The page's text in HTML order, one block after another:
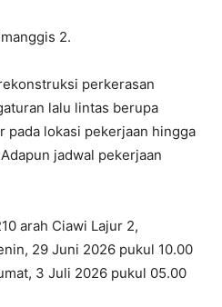
2.
perkerasan
lalu lintas berupa
pada lokasi pekerjaan hingga
jadwal pekerjaan
arah Ciawi Lajur 2,
29 Juni 2026 pukul 10.00
3 Juli 2026 pukul 05.00